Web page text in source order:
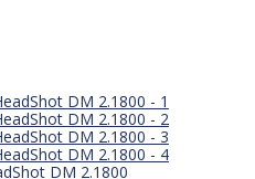
DM 2.1800